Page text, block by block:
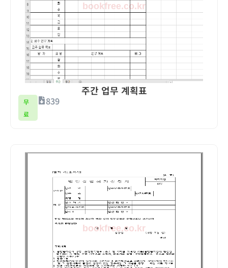
주간 업무 계획표
무
료
839